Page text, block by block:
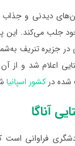
دیدنی و
در جزیره تنریف
روستایی اعلام شد و
شده درکشور اسپانیا
آناگا
فراوانی